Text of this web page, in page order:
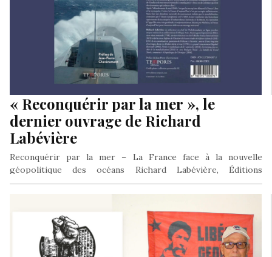
« Reconquérir par la mer », le
dernier ouvrage de Richard
Labévière
Reconquérir par la mer – La France face à la nouvelle
géopolitique des océans Richard Labévière, Éditions
Temporis. Un manifeste…